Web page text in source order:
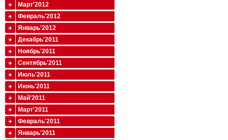
Март'2012
Февраль'2012
Январь'2012
Декабрь'2011
Ноябрь'2011
Сентябрь'2011
Июль'2011
Июнь'2011
Май'2011
Март'2011
Февраль'2011
Январь'2011